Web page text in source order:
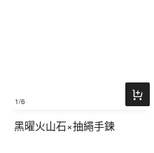
1/6
黑曜火山石×抽繩手鍊